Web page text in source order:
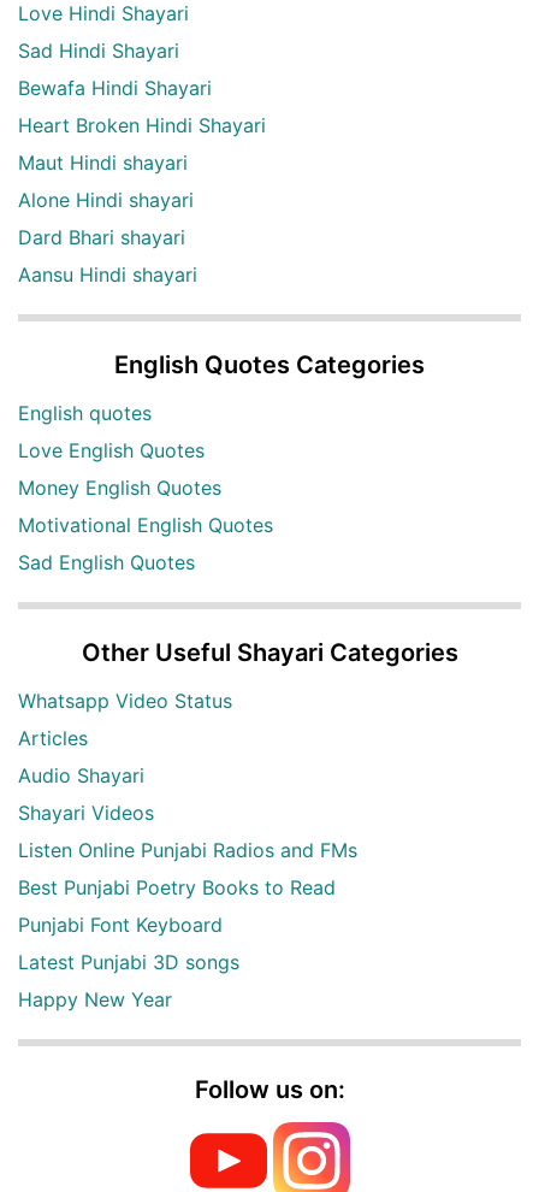
Love Hindi Shayari
Sad Hindi Shayari
Bewafa Hindi Shayari
Heart Broken Hindi Shayari
Maut Hindi shayari
Alone Hindi shayari
Dard Bhari shayari
Aansu Hindi shayari
English Quotes Categories
English quotes
Love English Quotes
Money English Quotes
Motivational English Quotes
Sad English Quotes
Other Useful Shayari Categories
Whatsapp Video Status
Articles
Audio Shayari
Shayari Videos
Listen Online Punjabi Radios and FMs
Best Punjabi Poetry Books to Read
Punjabi Font Keyboard
Latest Punjabi 3D songs
Happy New Year
Follow us on: